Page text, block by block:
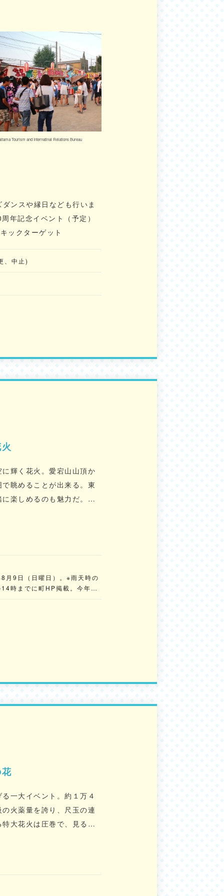
Tourism and Internatinal Relations Bureau
ンスや縁日なども行いま
ックターゲット
、中止)
輝く花火。愛宕山山頂か
眺めることが出来る。東
楽しめるのも魅力だ。祭
月9日（日曜日）。※雨天時の
時までに町HP掲載。今年度
一大イベント。約１万４
火薬量を誇り、尺玉の連
大花火は圧巻で、見るも